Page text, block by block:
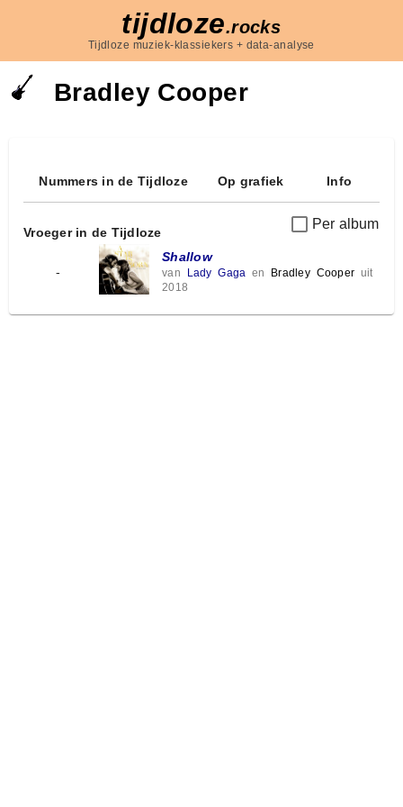
tijdloze.rocks
Tijdloze muziek-klassiekers + data-analyse
Bradley Cooper
Nummers in de Tijdloze Op grafiek Info
Per album
Vroeger in de Tijdloze
-
Shallow
van Lady Gaga en Bradley Cooper uit
2018